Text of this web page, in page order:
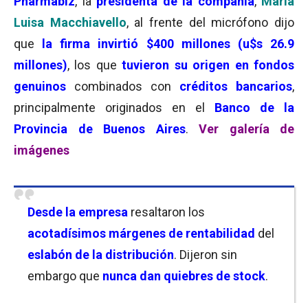
Luisa Macchiavello, al frente del micrófono dijo
que
la firma invirtió $400 millones (u$s 26.9
millones), los quetuvieron su origen en fondos
genuinos combinados con créditos bancarios,
principalmente originados en el
Banco de la
Provincia de Buenos Aires. Ver galería de
imágenes
Desde la empresa resaltaron los
acotadísimos márgenes de rentabilidad del
eslabón de la distribución. Dijeron sin
embargo que nunca dan quiebres de stock.